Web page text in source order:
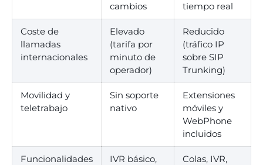
cambios
tiempo real
Coste de
llamadas
internacionales
Elevado
(tarifa por
minuto de
operador)
Reducido
(tráfico IP
sobre SIP
Trunking)
Movilidad y
teletrabajo
Sin soporte
nativo
Extensiones
móviles y
WebPhone
incluidos
Funcionalidades
IVR básico,
Colas, IVR,